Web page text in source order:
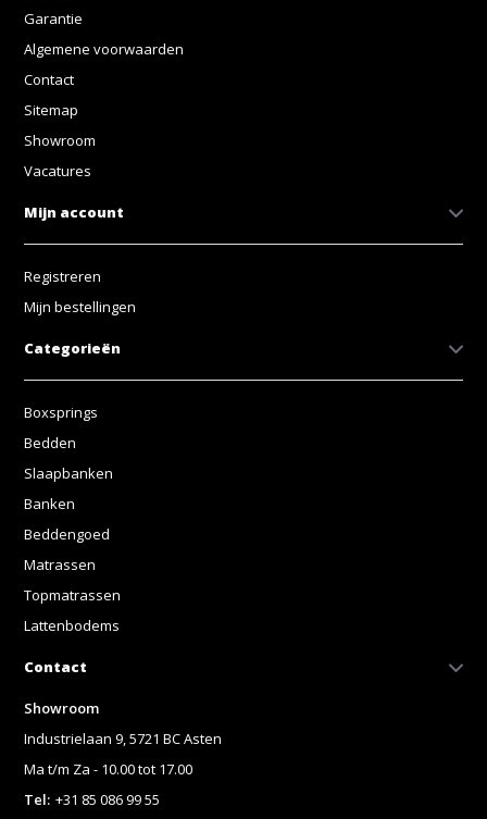
Garantie
Algemene voorwaarden
Contact
Sitemap
Showroom
Vacatures
Mijn account
Registreren
Mijn bestellingen
Categorieën
Boxsprings
Bedden
Slaapbanken
Banken
Beddengoed
Matrassen
Topmatrassen
Lattenbodems
Contact
Showroom
Industrielaan 9, 5721 BC Asten
Ma t/m Za - 10.00 tot 17.00
Tel: +31 85 086 99 55